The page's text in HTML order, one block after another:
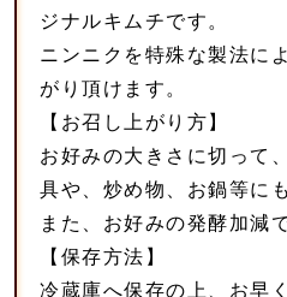
ジナルキムチです。
ニンニクを特殊な製法に
がり頂けます。
【お召し上がり方】
お好みの大きさに切って
具や、炒め物、お鍋等に
また、お好みの発酵加減
【保存方法】
冷蔵庫へ保存の上、お早